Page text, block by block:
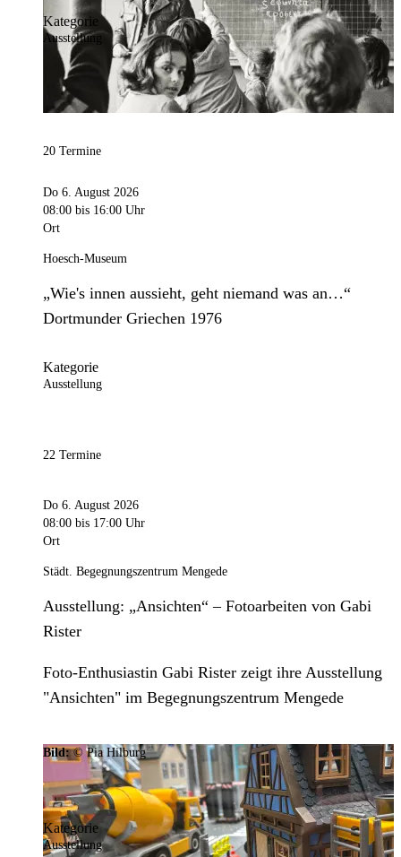
Kategorie
Ausstellung
20 Termine
Do 6. August 2026
08:00 bis 16:00 Uhr
Ort
Hoesch-Museum
„Wie's innen aussieht, geht niemand was an…“
Dortmunder Griechen 1976
Kategorie
Ausstellung
22 Termine
Do 6. August 2026
08:00 bis 17:00 Uhr
Ort
Städt. Begegnungszentrum Mengede
Ausstellung: „Ansichten“ – Fotoarbeiten von Gabi
Rister
Foto-Enthusiastin Gabi Rister zeigt ihre Ausstellung
"Ansichten" im Begegnungszentrum Mengede
Bild:© Pia Hilburg
Kategorie
Ausstellung